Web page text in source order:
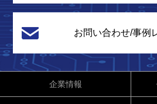
お問い合わせ/事例
企業情報